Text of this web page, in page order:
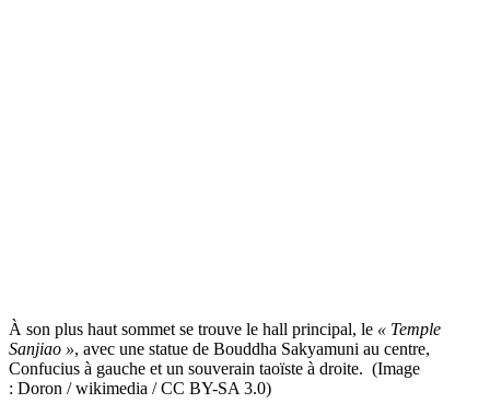
À son plus haut sommet se trouve le hall principal, le « Temple
Sanjiao », avec une statue de Bouddha Sakyamuni au centre,
Confucius à gauche et un souverain taoïste à droite. (Image
: Doron / wikimedia / CC BY-SA 3.0)